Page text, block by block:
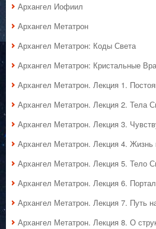
Архангел Иофиил
Архангел Метатрон
Архангел Метатрон: Коды Света
Архангел Метатрон: Кристальные
Архангел Метатрон. Лекция 1.
Архангел Метатрон. Лекция 2. Тела
Архангел Метатрон. Лекция 3.
Архангел Метатрон. Лекция 4.
Архангел Метатрон. Лекция 5. Тело
Архангел Метатрон. Лекция 6.
Архангел Метатрон. Лекция 7. Путь
Архангел Метатрон. Лекция 8. О